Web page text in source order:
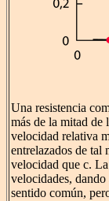
Una resistencia
más de la mitad de
velocidad relativa
entrelazados de tal
velocidad que c. La
velocidades,
sentido común,